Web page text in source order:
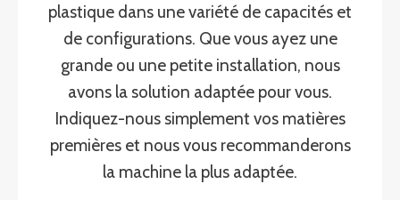
plastique dans une variété de capacités et
de configurations. Que vous ayez une
grande ou une petite installation, nous
avons la solution adaptée pour vous.
Indiquez-nous simplement vos matières
premières et nous vous recommanderons
la machine la plus adaptée.